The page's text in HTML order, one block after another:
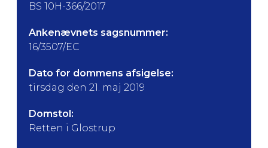
BS 10H-366/2017
Ankenævnets sagsnummer:
16/3507/EC
Dato for dommens afsigelse:
tirsdag den 21. maj 2019
Domstol:
Retten i Glostrup